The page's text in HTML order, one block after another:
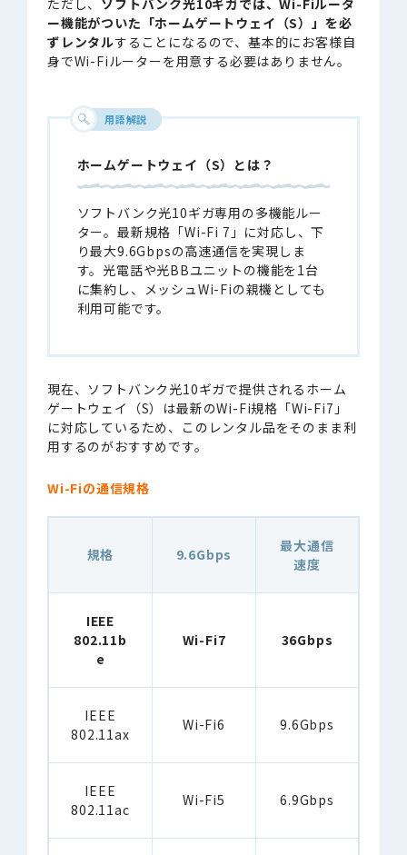
ー機能がついた「ホームゲートウェイ（S）」を必
ずレンタルすることになるので、基本的にお客様自
身でWi-Fiルーターを用意する必要はありません。
用語解説
ホームゲートウェイ（S）とは？
ソフトバンク光10ギガ専用の多機能ルー
ター。最新規格「Wi-Fi 7」に対応し、下
り最大9.6Gbpsの高速通信を実現しま
す。光電話や光BBユニットの機能を1台
に集約し、メッシュWi-Fiの親機としても
利用可能です。
現在、ソフトバンク光10ギガで提供されるホーム
ゲートウェイ（S）は最新のWi-Fi規格「Wi-Fi7」
に対応しているため、このレンタル品をそのまま利
用するのがおすすめです。
Wi-Fiの通信規格
規格 9.6Gbps
最大通信
速度
IEEE
802.11b
e
Wi-Fi7 36Gbps
IEEE
802.11ax
Wi-Fi6 9.6Gbps
IEEE
802.11ac
Wi-Fi5 6.9Gbps